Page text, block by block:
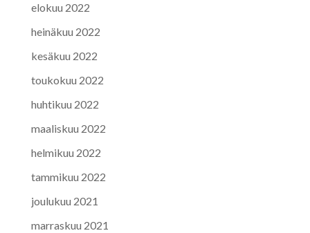
elokuu 2022
heinäkuu 2022
kesäkuu 2022
toukokuu 2022
huhtikuu 2022
maaliskuu 2022
helmikuu 2022
tammikuu 2022
joulukuu 2021
marraskuu 2021